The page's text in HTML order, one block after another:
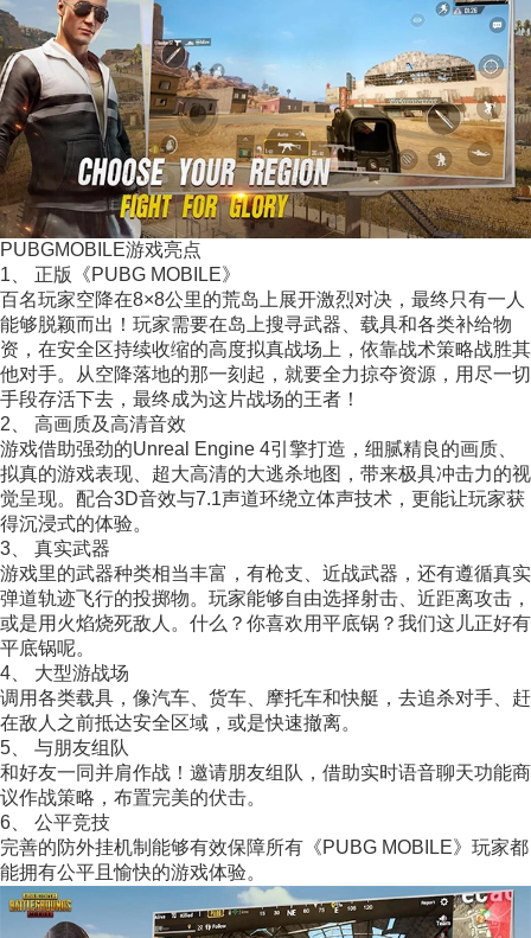
PUBGMOBILE游戏亮点
1、 正版《PUBG MOBILE》
百名玩家空降在8×8公里的荒岛上展开激烈对决，最终只有一人
能够脱颖而出！玩家需要在岛上搜寻武器、载具和各类补给物
资，在安全区持续收缩的高度拟真战场上，依靠战术策略战胜其
他对手。从空降落地的那一刻起，就要全力掠夺资源，用尽一切
手段存活下去，最终成为这片战场的王者！
2、 高画质及高清音效
游戏借助强劲的Unreal Engine 4引擎打造，细腻精良的画质、
拟真的游戏表现、超大高清的大逃杀地图，带来极具冲击力的视
觉呈现。配合3D音效与7.1声道环绕立体声技术，更能让玩家获
得沉浸式的体验。
3、 真实武器
游戏里的武器种类相当丰富，有枪支、近战武器，还有遵循真实
弹道轨迹飞行的投掷物。玩家能够自由选择射击、近距离攻击，
或是用火焰烧死敌人。什么？你喜欢用平底锅？我们这儿正好有
平底锅呢。
4、 大型游战场
调用各类载具，像汽车、货车、摩托车和快艇，去追杀对手、赶
在敌人之前抵达安全区域，或是快速撤离。
5、 与朋友组队
和好友一同并肩作战！邀请朋友组队，借助实时语音聊天功能商
议作战策略，布置完美的伏击。
6、 公平竞技
完善的防外挂机制能够有效保障所有《PUBG MOBILE》玩家都
能拥有公平且愉快的游戏体验。